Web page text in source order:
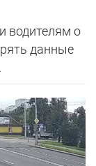
водителям о
данные